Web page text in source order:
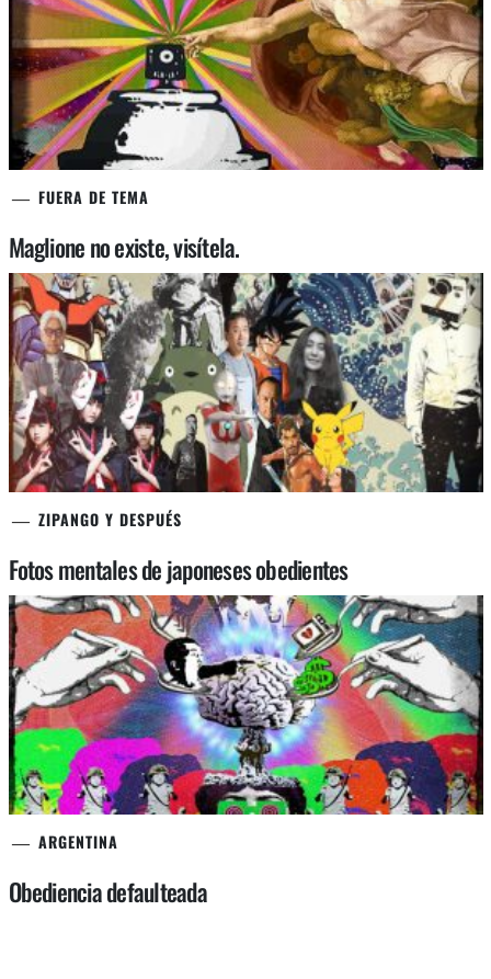
FUERA DE TEMA
Maglione no existe, visítela.
ZIPANGO Y DESPUÉS
Fotos mentales de japoneses obedientes
ARGENTINA
Obediencia defaulteada